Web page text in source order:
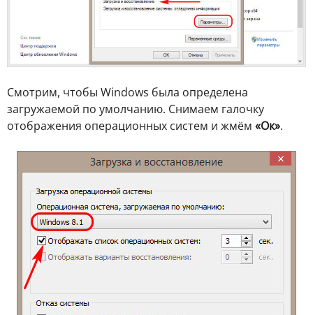
Смотрим, чтобы Windows была определена
загружаемой по умолчанию. Снимаем галочку
отображения операционных систем и жмём «Ок».